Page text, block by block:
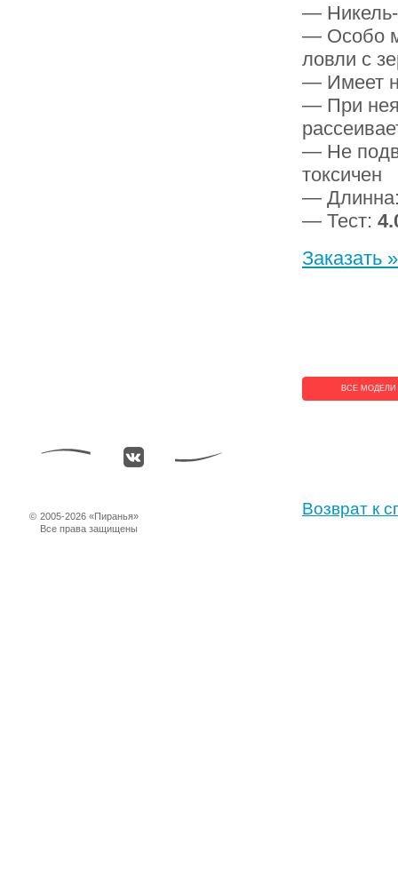
— Никель-
— Особо
ловли с
— Имеет
— При
— Не
токсичен
—
— Тест:
Заказать »
ВСЕ МОДЕЛИ
Возврат к
© 2005-2026 «Пиранья»
Все права защищены